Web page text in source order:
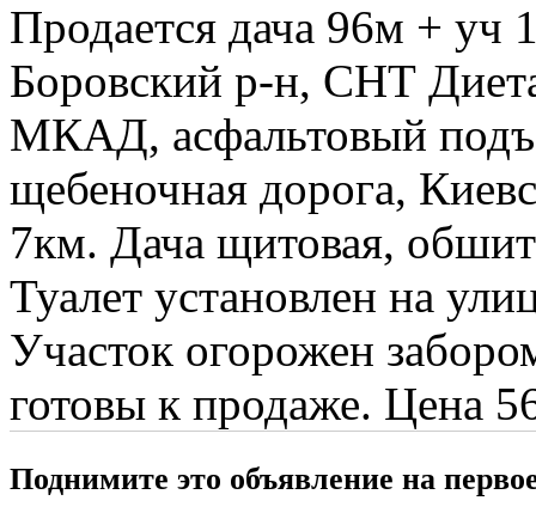
Продается дача 96м + уч
Боровский р-н, СНТ
МКАД, асфальтовый
щебеночная дорога,
7км. Дача щитовая,
Туалет установлен на
Участок огорожен
готовы к продаже. Цена
Поднимите это объявление на